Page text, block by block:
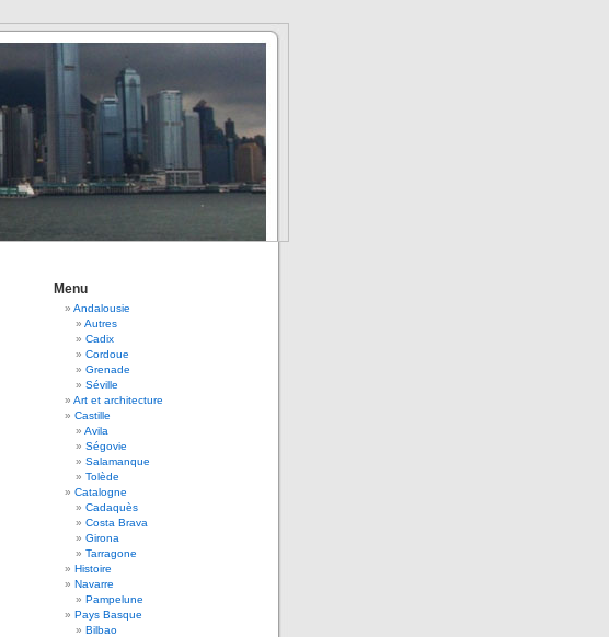
Menu
Andalousie
Autres
Cadix
Cordoue
Grenade
Séville
Art et architecture
Castille
Avila
Ségovie
Salamanque
Tolède
Catalogne
Cadaquès
Costa Brava
Girona
Tarragone
Histoire
Navarre
Pampelune
Pays Basque
Bilbao